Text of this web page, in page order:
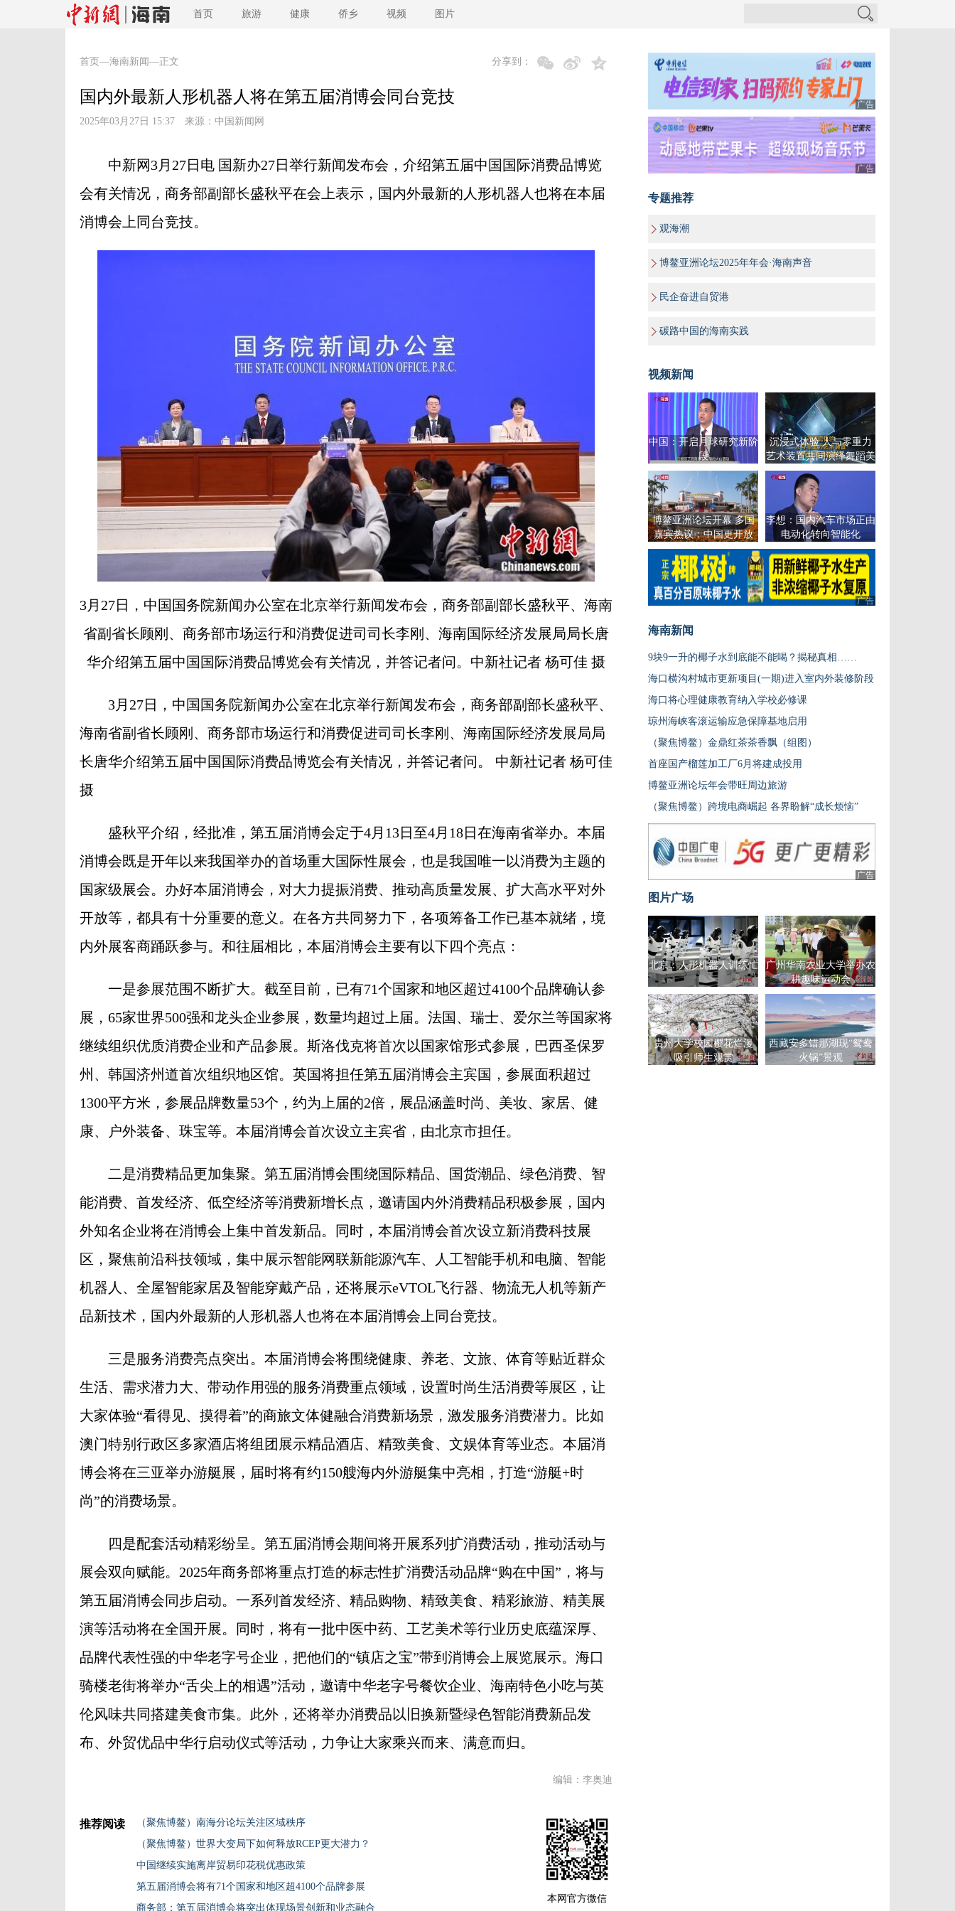
首页 旅游 健康 侨乡 视频 图片
首页 —海南新闻—正文 分享到：
国内外最新人形机器人将在第五届消博会同台竞技
2025年03月27日 15:37 来源： 中国新闻网
中新网3月27日电 国新办27日举行新闻发布会，介绍第五届中国国际消费品博览
会有关情况，商务部副部长盛秋平在会上表示，国内外最新的人形机器人也将在本届
消博会上同台竞技。
3月27日，中国国务院新闻办公室在北京举行新闻发布会，商务部副部长盛秋平、海南
省副省长顾刚、商务部市场运行和消费促进司司长李刚、海南国际经济发展局局长唐
华介绍第五届中国国际消费品博览会有关情况，并答记者问。中新社记者 杨可佳 摄
3月27日，中国国务院新闻办公室在北京举行新闻发布会，商务部副部长盛秋平、
海南省副省长顾刚、商务部市场运行和消费促进司司长李刚、海南国际经济发展局局
长唐华介绍第五届中国国际消费品博览会有关情况，并答记者问。 中新社记者 杨可佳
摄
盛秋平介绍，经批准，第五届消博会定于4月13日至4月18日在海南省举办。本届
消博会既是开年以来我国举办的首场重大国际性展会，也是我国唯一以消费为主题的
国家级展会。办好本届消博会，对大力提振消费、推动高质量发展、扩大高水平对外
开放等，都具有十分重要的意义。在各方共同努力下，各项筹备工作已基本就绪，境
内外展客商踊跃参与。和往届相比，本届消博会主要有以下四个亮点：
一是参展范围不断扩大。截至目前，已有71个国家和地区超过4100个品牌确认参
展，65家世界500强和龙头企业参展，数量均超过上届。法国、瑞士、爱尔兰等国家将
继续组织优质消费企业和产品参展。斯洛伐克将首次以国家馆形式参展，巴西圣保罗
州、韩国济州道首次组织地区馆。英国将担任第五届消博会主宾国，参展面积超过
1300平方米，参展品牌数量53个，约为上届的2倍，展品涵盖时尚、美妆、家居、健
康、户外装备、珠宝等。本届消博会首次设立主宾省，由北京市担任。
二是消费精品更加集聚。第五届消博会围绕国际精品、国货潮品、绿色消费、智
能消费、首发经济、低空经济等消费新增长点，邀请国内外消费精品积极参展，国内
外知名企业将在消博会上集中首发新品。同时，本届消博会首次设立新消费科技展
区，聚焦前沿科技领域，集中展示智能网联新能源汽车、人工智能手机和电脑、智能
机器人、全屋智能家居及智能穿戴产品，还将展示eVTOL飞行器、物流无人机等新产
品新技术，国内外最新的人形机器人也将在本届消博会上同台竞技。
三是服务消费亮点突出。本届消博会将围绕健康、养老、文旅、体育等贴近群众
生活、需求潜力大、带动作用强的服务消费重点领域，设置时尚生活消费等展区，让
大家体验“看得见、摸得着”的商旅文体健融合消费新场景，激发服务消费潜力。比如
澳门特别行政区多家酒店将组团展示精品酒店、精致美食、文娱体育等业态。本届消
博会将在三亚举办游艇展，届时将有约150艘海内外游艇集中亮相，打造“游艇+时
尚”的消费场景。
四是配套活动精彩纷呈。第五届消博会期间将开展系列扩消费活动，推动活动与
展会双向赋能。2025年商务部将重点打造的标志性扩消费活动品牌“购在中国”，将与
第五届消博会同步启动。一系列首发经济、精品购物、精致美食、精彩旅游、精美展
演等活动将在全国开展。同时，将有一批中医中药、工艺美术等行业历史底蕴深厚、
品牌代表性强的中华老字号企业，把他们的“镇店之宝”带到消博会上展览展示。海口
骑楼老街将举办“舌尖上的相遇”活动，邀请中华老字号餐饮企业、海南特色小吃与英
伦风味共同搭建美食市集。此外，还将举办消费品以旧换新暨绿色智能消费新品发
布、外贸优品中华行启动仪式等活动，力争让大家乘兴而来、满意而归。
编辑：李奥迪
推荐阅读
（聚焦博鳌）南海分论坛关注区域秩序
（聚焦博鳌）世界大变局下如何释放RCEP更大潜力？
中国继续实施离岸贸易印花税优惠政策
第五届消博会将有71个国家和地区超4100个品牌参展
商务部：第五届消博会将突出体现场景创新和业态融合
本网官方微信
广告
广告
专题推荐
观海潮
博鳌亚洲论坛2025年年会·海南声音
民企奋进自贸港
碳路中国的海南实践
视频新闻
中国：开启月球研究新阶
段
沉浸式体验 人与零重力
艺术装置共同演绎舞蹈美
学
博鳌亚洲论坛开幕 多国
嘉宾热议：中国更开放
李想：国内汽车市场正由
电动化转向智能化
广告
海南新闻
9块9一升的椰子水到底能不能喝？揭秘真相……
海口横沟村城市更新项目(一期)进入室内外装修阶段
海口将心理健康教育纳入学校必修课
琼州海峡客滚运输应急保障基地启用
（聚焦博鳌）金鼎红茶茶香飘（组图）
首座国产榴莲加工厂6月将建成投用
博鳌亚洲论坛年会带旺周边旅游
（聚焦博鳌）跨境电商崛起 各界盼解“成长烦恼”
广告
图片广场
北京：人形机器人训练忙
广州华南农业大学举办农
耕趣味运动会
贵州大学校园樱花烂漫
吸引师生观赏
西藏安多错那湖现“鸳鸯
火锅”景观